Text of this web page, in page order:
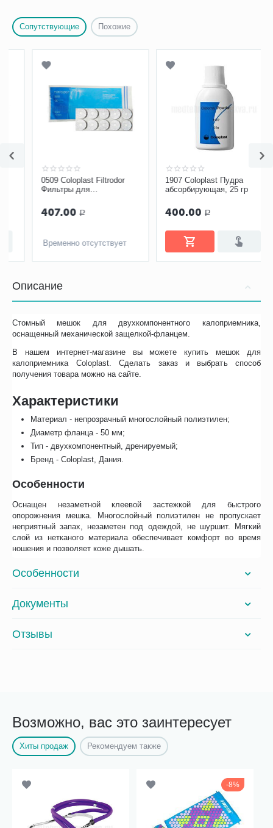
Сопутствующие Похожие
0509 Coloplast Filtrodor
Фильтры для
407.00 Р
Временно отсутствует
1907 Coloplast Пудра
абсорбирующая, 25 гр
400.00 Р
Описание
Стомный мешок для двухкомпонентного калоприемника,
оснащенный механической защелкой-фланцем.
В нашем интернет-магазине вы можете купить мешок для
калоприемника Coloplast. Сделать заказ и выбрать способ
получения товара можно на сайте.
Характеристики
Материал - непрозрачный многослойный полиэтилен;
Диаметр фланца - 50 мм;
Тип - двухкомпонентный, дренируемый;
Бренд - Coloplast, Дания.
Особенности
Оснащен незаметной клеевой застежкой для быстрого
опорожнения мешка. Многослойный полиэтилен не пропускает
неприятный запах, незаметен под одеждой, не шуршит. Мягкий
слой из нетканого материала обеспечивает комфорт во время
ношения и позволяет коже дышать.
Особенности
Документы
Отзывы
Возможно, вас это заинтересует
Хиты продаж Рекомендуем также
8%